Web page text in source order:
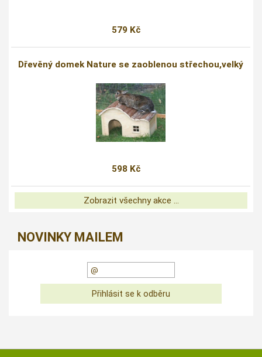
579 Kč
Dřevěný domek Nature se zaoblenou střechou,velký
598 Kč
Zobrazit všechny akce ...
NOVINKY MAILEM